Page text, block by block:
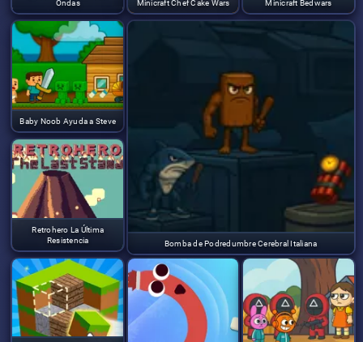
Ondas Minicraft Chef Cake Wars Minicraft Bedwars
Baby Noob Ayuda a Steve
Bomba de Podredumbre Cerebral Italiana
Retrohero La Última
Resistencia